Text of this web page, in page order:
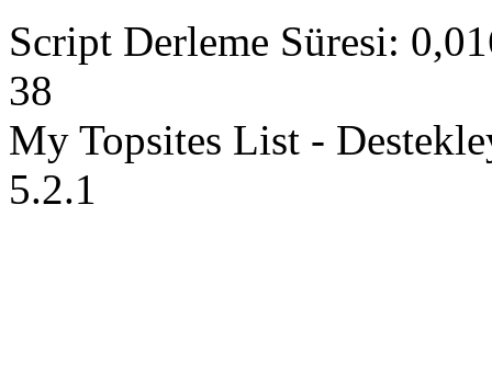
Script Derleme Süresi:
38
My Topsites List -
5.2.1